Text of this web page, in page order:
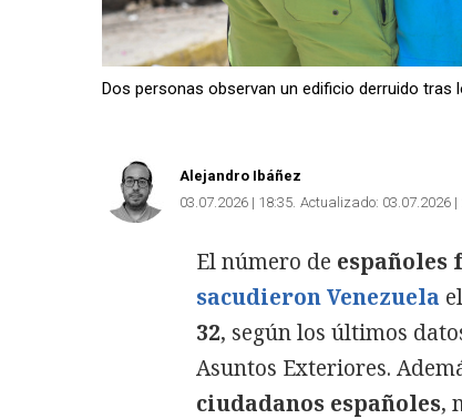
Dos personas observan un edificio derruido tras
Alejandro Ibáñez
03.07.2026 | 18:35 Actualizado: 03.07.2026 |
El número de españoles
sacudieron Venezuela
32, según los últimos
Asuntos Exteriores.
ciudadanos españoles,